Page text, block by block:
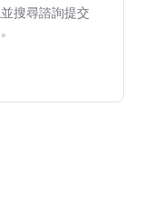
搜尋諮詢提交